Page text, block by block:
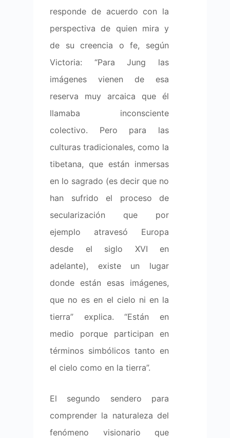
responde de acuerdo con la
perspectiva de quien mira y
de su creencia o fe, según
Victoria: “Para Jung las
imágenes vienen de esa
reserva muy arcaica que él
llamaba inconsciente
colectivo. Pero para las
culturas tradicionales, como la
tibetana, que están inmersas
en lo sagrado (es decir que no
han sufrido el proceso de
secularización que por
ejemplo atravesó Europa
desde el siglo XVI en
adelante), existe un lugar
donde están esas imágenes,
que no es en el cielo ni en la
tierra” explica. “Están en
medio porque participan en
términos simbólicos tanto en
el cielo como en la tierra”.
El segundo sendero para
comprender la naturaleza del
fenómeno visionario que